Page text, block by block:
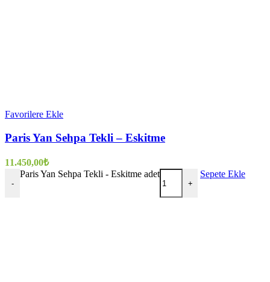
Favorilere Ekle
Paris Yan Sehpa Tekli – Eskitme
11.450,00₺
-
Paris Yan Sehpa Tekli - Eskitme adet
+
Sepete Ekle